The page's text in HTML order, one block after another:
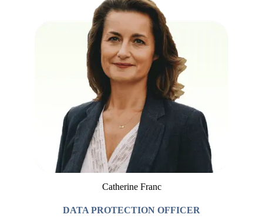
Catherine Franc
DATA PROTECTION OFFICER